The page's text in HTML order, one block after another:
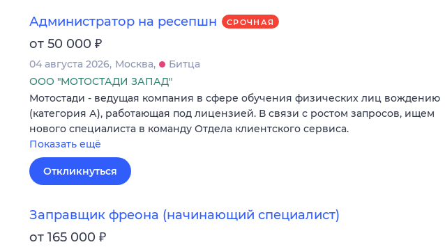
Администратор на ресепшн СРОЧНАЯ
от 50 000 ₽
04 августа 2026 Москва
Битца
ООО "МОТОСТАДИ ЗАПАД"
Мотостади - ведущая компания в сфере обучения физических лиц вождению
(категория А), работающая под лицензией. В связи с ростом запросов, ищем
нового специалиста в команду Отдела клиентского сервиса.
Показать ещё
Откликнуться
Заправщик фреона (начинающий специалист)
от 165 000 ₽